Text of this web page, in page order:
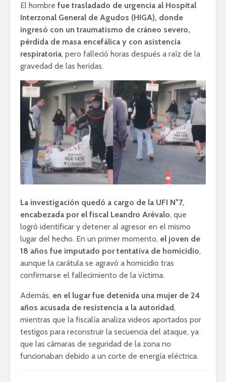
El hombre fue trasladado de urgencia al Hospital
Interzonal General de Agudos (HIGA), donde
ingresó con un traumatismo de cráneo severo,
pérdida de masa encefálica y con asistencia
respiratoria, pero falleció horas después a raíz de la
gravedad de las heridas.
La investigación quedó a cargo de la UFI N°7,
encabezada por el fiscal Leandro Arévalo, que
logró identificar y detener al agresor en el mismo
lugar del hecho. En un primer momento, el joven de
18 años fue imputado por tentativa de homicidio,
aunque la carátula se agravó a homicidio tras
confirmarse el fallecimiento de la víctima.
Además, en el lugar fue detenida una mujer de 24
años acusada de resistencia a la autoridad,
mientras que la fiscalía analiza videos aportados por
testigos para reconstruir la secuencia del ataque, ya
que las cámaras de seguridad de la zona no
funcionaban debido a un corte de energía eléctrica.